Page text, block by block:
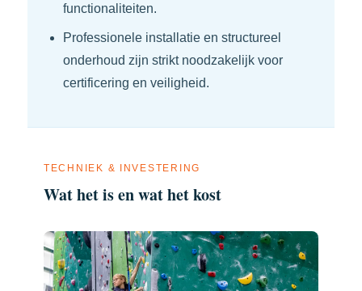
functionaliteiten.
Professionele installatie en structureel
onderhoud zijn strikt noodzakelijk voor
certificering en veiligheid.
TECHNIEK & INVESTERING
Wat het is en wat het kost